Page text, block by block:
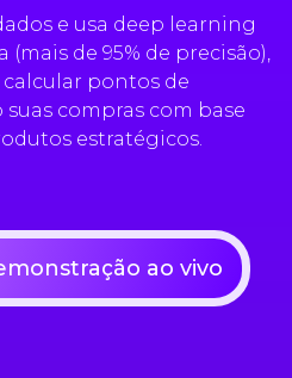
e usa deep learning
de 95% de precisão),
calcular pontos de
compras com base
estratégicos.
ao vivo